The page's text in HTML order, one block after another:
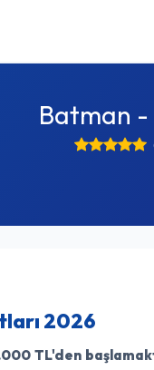
Batman -
2026
TL'den